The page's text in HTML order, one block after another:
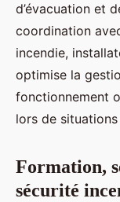
d’évacuation et
coordination
incendie,
optimise la
fonctionnement
lors de situations
Formation,
sécurité